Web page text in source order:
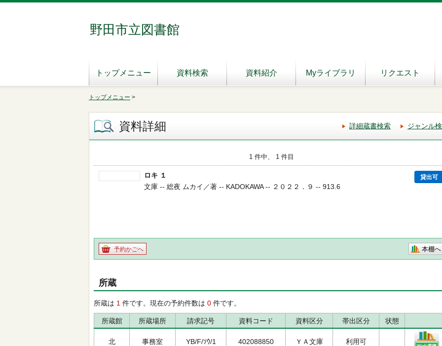
野田市立図書館
トップメニュー 資料検索 資料紹介 Myライブラリ リクエスト
トップメニュー >
資料詳細 詳細蔵書検索 ジャンル
1 件中、 1 件目
ロキ １ 貸出可
文庫 -- 総夜 ムカイ／著 -- KADOKAWA -- ２０２２．９ -- 913.6
予約かごへ 本棚へ
所蔵
所蔵は 1 件です。現在の予約件数は 0 件です。
所蔵館 所蔵場所 請求記号 資料コード 資料区分 帯出区分 状態
北 事務室 YB/F/ｿｳ/1 402088850 ＹＡ文庫 利用可